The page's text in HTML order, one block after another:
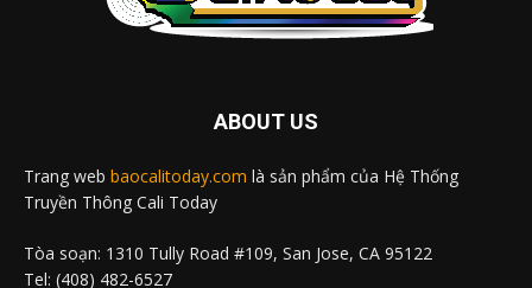
ABOUT US
Trang web baocalitoday.com là sản phẩm của Hệ Thống
Truyền Thông Cali Today
Tòa soạn: 1310 Tully Road #109, San Jose, CA 95122
Tel: (408) 482-6527